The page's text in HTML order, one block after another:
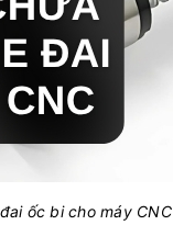
ốc bi cho máy CNC